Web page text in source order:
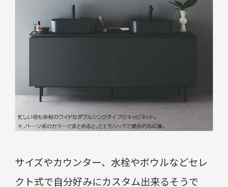
サイズやカウンター、水栓やボウルなどセレ
クト式で自分好みにカスタム出来るそうで